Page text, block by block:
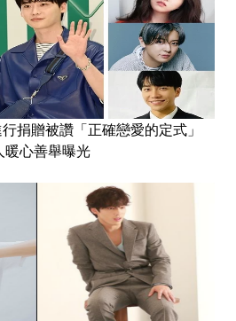
捐贈被讚「正確戀愛的定式」
暖心善舉曝光